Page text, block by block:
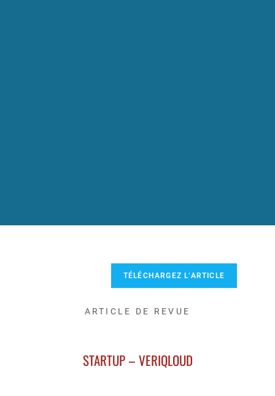
TÉLÉCHARGEZ L’ARTICLE
ARTICLE DE REVUE
STARTUP – VERIQLOUD